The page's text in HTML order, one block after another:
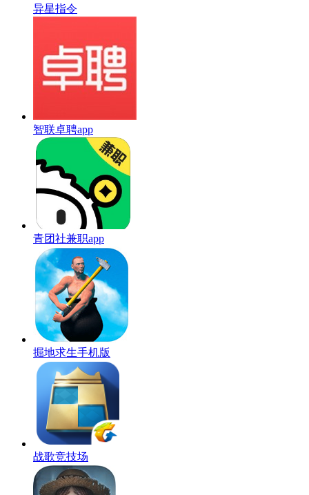
异星指令
智联卓聘app
青团社兼职app
掘地求生手机版
战歌竞技场